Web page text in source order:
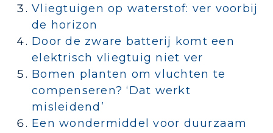
Vliegtuigen op waterstof: ver voorbij
de horizon
Door de zware batterij komt een
elektrisch vliegtuig niet ver
Bomen planten om vluchten te
compenseren? ‘Dat werkt
misleidend’
Een wondermiddel voor duurzaam